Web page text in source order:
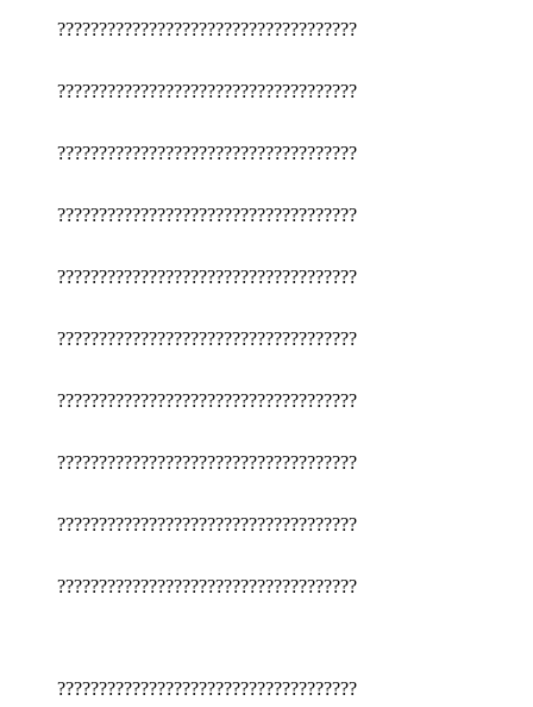
????????????????????????????????????
????????????????????????????????????
????????????????????????????????????
????????????????????????????????????
????????????????????????????????????
????????????????????????????????????
????????????????????????????????????
????????????????????????????????????
????????????????????????????????????
????????????????????????????????????
????????????????????????????????????